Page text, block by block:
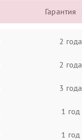
Гарантия
2 года
2 года
3 года
1 год
1 год